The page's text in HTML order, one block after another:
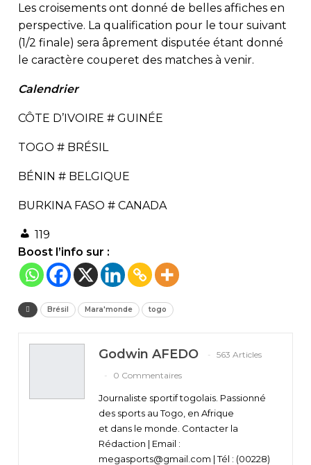
Les croisements ont donné de belles affiches en
perspective. La qualification pour le tour suivant
(1/2 finale) sera âprement disputée étant donné
le caractère couperet des matches à venir.
Calendrier
CÔTE D’IVOIRE # GUINÉE
TOGO # BRÉSIL
BÉNIN # BELGIQUE
BURKINA FASO # CANADA
119
Boost l’info sur :
Brésil Mara'monde togo
Godwin AFEDO
563 Articles
0 Commentaires
Journaliste sportif togolais. Passionné
des sports au Togo, en Afrique
et dans le monde. Contacter la
Rédaction | Email :
megasports@gmail.com | Tél : (00228)